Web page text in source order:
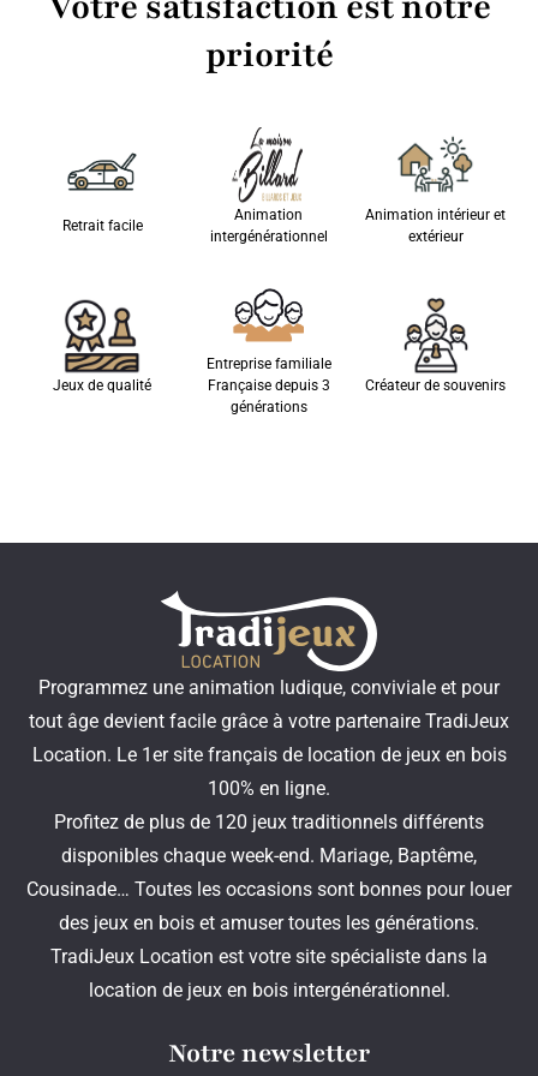
priorité
Retrait facile
Animation
intergénérationnel
Animation intérieur et
extérieur
Jeux de qualité
Entreprise familiale
Française depuis 3
générations
Créateur de souvenirs
Programmez une animation ludique, conviviale et pour
tout âge devient facile grâce à votre partenaire TradiJeux
Location. Le 1er site français de location de jeux en bois
100% en ligne.
Profitez de plus de 120 jeux traditionnels différents
disponibles chaque week-end. Mariage, Baptême,
Cousinade… Toutes les occasions sont bonnes pour louer
des jeux en bois et amuser toutes les générations.
TradiJeux Location est votre site spécialiste dans la
location de jeux en bois intergénérationnel.
Notre newsletter